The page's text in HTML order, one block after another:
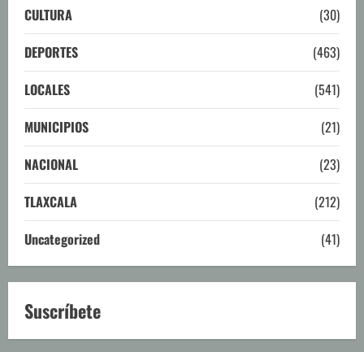
CULTURA
(30)
DEPORTES
(463)
LOCALES
(541)
MUNICIPIOS
(21)
NACIONAL
(23)
TLAXCALA
(212)
Uncategorized
(41)
Suscríbete